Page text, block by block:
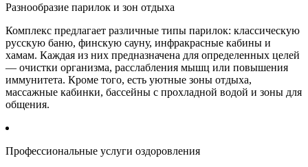
Разнообразие парилок и зон отдыха
Комплекс предлагает различные типы парилок: классическую
русскую баню, финскую сауну, инфракрасные кабины и
хамам. Каждая из них предназначена для определенных целей
— очистки организма, расслабления мышц или повышения
иммунитета. Кроме того, есть уютные зоны отдыха,
массажные кабинки, бассейны с прохладной водой и зоны для
общения.
Профессиональные услуги оздоровления